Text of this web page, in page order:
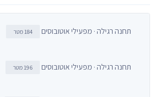
תחנה רגילה · מפעילי אוטובוסים 184 מטר
תחנה רגילה · מפעילי אוטובוסים 196 מטר